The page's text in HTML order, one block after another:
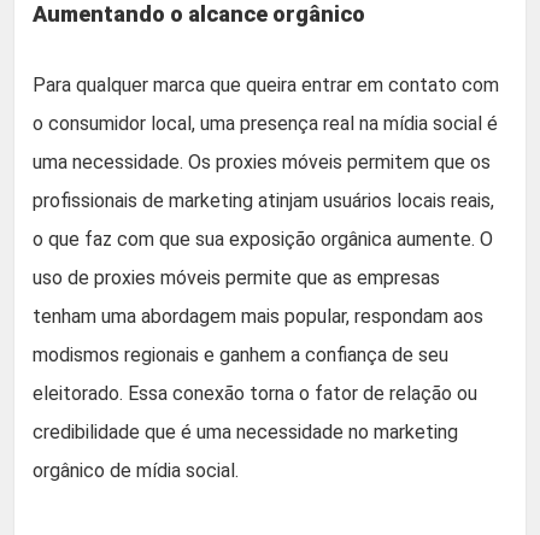
Aumentando o alcance orgânico
Para qualquer marca que queira entrar em contato com
o consumidor local, uma presença real na mídia social é
uma necessidade. Os proxies móveis permitem que os
profissionais de marketing atinjam usuários locais reais,
o que faz com que sua exposição orgânica aumente. O
uso de proxies móveis permite que as empresas
tenham uma abordagem mais popular, respondam aos
modismos regionais e ganhem a confiança de seu
eleitorado. Essa conexão torna o fator de relação ou
credibilidade que é uma necessidade no marketing
orgânico de mídia social.